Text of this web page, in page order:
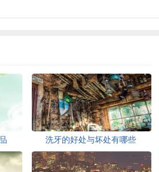
洗牙的好处与坏处有哪些